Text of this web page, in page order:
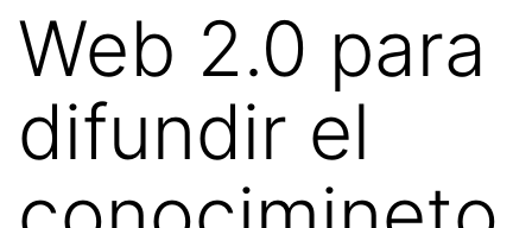
Web 2.0 para
difundir el